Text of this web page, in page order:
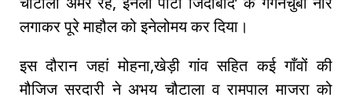
लगाकर पूरे माहौल को इनेलोमय कर दिया।
इस दौरान जहां मोहना,खेड़ी गांव सहित कई गाँवों की
मौजिज सरदारी ने अभय चौटाला व रामपाल माजरा को